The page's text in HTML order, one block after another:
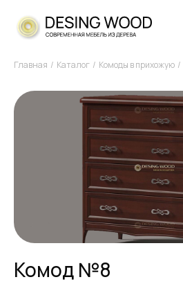
Главная Каталог Комоды в прихожую
Комод №8